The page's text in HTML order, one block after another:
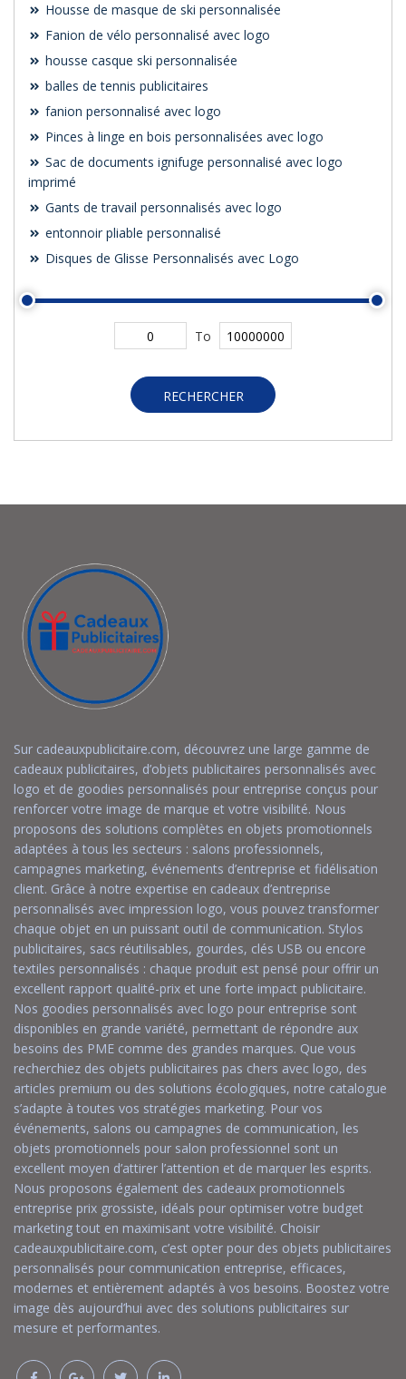
Housse de masque de ski personnalisée
Fanion de vélo personnalisé avec logo
housse casque ski personnalisée
balles de tennis publicitaires
fanion personnalisé avec logo
Pinces à linge en bois personnalisées avec logo
Sac de documents ignifuge personnalisé avec logo
imprimé
Gants de travail personnalisés avec logo
entonnoir pliable personnalisé
Disques de Glisse Personnalisés avec Logo
To
RECHERCHER
Sur cadeauxpublicitaire.com, découvrez une large gamme de
cadeaux publicitaires, d’objets publicitaires personnalisés avec
logo et de goodies personnalisés pour entreprise conçus pour
renforcer votre image de marque et votre visibilité. Nous
proposons des solutions complètes en objets promotionnels
adaptées à tous les secteurs : salons professionnels,
campagnes marketing, événements d’entreprise et fidélisation
client. Grâce à notre expertise en cadeaux d’entreprise
personnalisés avec impression logo, vous pouvez transformer
chaque objet en un puissant outil de communication. Stylos
publicitaires, sacs réutilisables, gourdes, clés USB ou encore
textiles personnalisés : chaque produit est pensé pour offrir un
excellent rapport qualité-prix et une forte impact publicitaire.
Nos goodies personnalisés avec logo pour entreprise sont
disponibles en grande variété, permettant de répondre aux
besoins des PME comme des grandes marques. Que vous
recherchiez des objets publicitaires pas chers avec logo, des
articles premium ou des solutions écologiques, notre catalogue
s’adapte à toutes vos stratégies marketing. Pour vos
événements, salons ou campagnes de communication, les
objets promotionnels pour salon professionnel sont un
excellent moyen d’attirer l’attention et de marquer les esprits.
Nous proposons également des cadeaux promotionnels
entreprise prix grossiste, idéals pour optimiser votre budget
marketing tout en maximisant votre visibilité. Choisir
cadeauxpublicitaire.com, c’est opter pour des objets publicitaires
personnalisés pour communication entreprise, efficaces,
modernes et entièrement adaptés à vos besoins. Boostez votre
image dès aujourd’hui avec des solutions publicitaires sur
mesure et performantes.